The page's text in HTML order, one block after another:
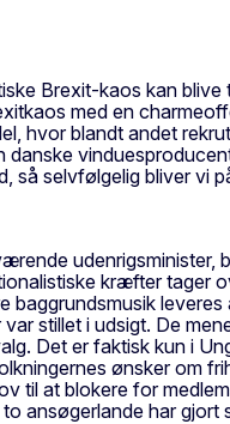
Brexit-kaos kan
med en
hvor blandt andet
så selvfølgelig bliver vi
udenrigsminister,
kræfter
baggrundsmusik
stillet i udsigt. De
Det er faktisk kun i
ønsker
til at blokere for
ansøgerlande har